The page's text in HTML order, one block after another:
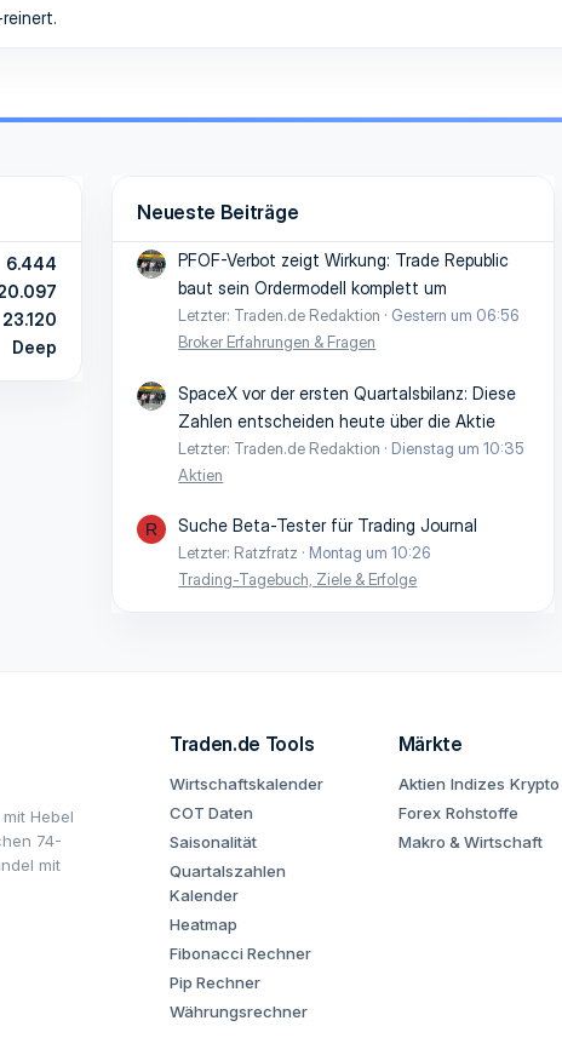
6.444
23.120
Deep
Neueste Beiträge
PFOF-Verbot zeigt Wirkung: Trade Republic
baut sein Ordermodell komplett um
Letzter: Traden.de Redaktion
Gestern um 06:56
Broker Erfahrungen & Fragen
SpaceX vor der ersten Quartalsbilanz: Diese
Zahlen entscheiden heute über die Aktie
Letzter: Traden.de Redaktion
Dienstag um 10:35
Aktien
R Suche Beta-Tester für Trading Journal
Letzter: Ratzfratz
Montag um 10:26
Trading-Tagebuch, Ziele & Erfolge
Hebel
74-
mit
Traden.de Tools
Wirtschaftskalender
COT Daten
Saisonalität
Quartalszahlen
Kalender
Heatmap
Fibonacci Rechner
Pip Rechner
Währungsrechner
Märkte
Aktien Indizes Krypto
Forex Rohstoffe
Makro & Wirtschaft